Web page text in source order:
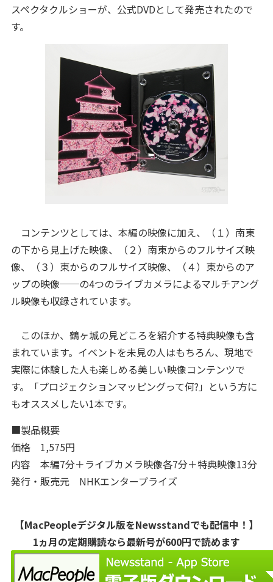
スペクタクルショーが、公式DVDとして発売されたので
す。
コンテンツとしては、本編の映像に加え、（１）南東
の下から見上げた映像、（２）南東からのフルサイズ映
像、（３）東からのフルサイズ映像、（４）東からのア
ップの映像──の4つのライブカメラによるマルチアング
ル映像も収録されています。
このほか、鶴ヶ城の見どころを紹介する特典映像も含
まれています。イベントを未見の人はもちろん、現地で
実際に体験した人も楽しめる美しい映像コンテンツで
す。「プロジェクションマッピングって何?」という方に
もオススメしたい1本です。
■製品概要
価格 1,575円
内容 本編7分＋ライブカメラ映像各7分＋特典映像13分
発行・販売元 NHKエンタープライズ
【MacPeopleデジタル版をNewsstandでも配信中！】
1ヵ月の定期購読なら最新号が600円で読めます